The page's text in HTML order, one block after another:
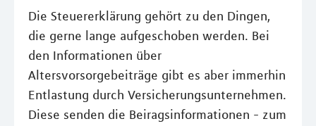
Die Steuererklärung gehört zu den Dingen,
die gerne lange aufgeschoben werden. Bei
den Informationen über
Altersvorsorgebeiträge gibt es aber immerhin
Entlastung durch Versicherungsunternehmen.
Diese senden die Beiragsinformationen - zum